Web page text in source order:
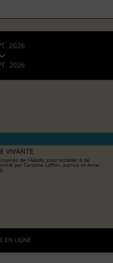
2026
2026
VIVANTE
de l’Aïkido, pour accéder à de
par Caroline Laffon, autrice et Anne
EN LIGNE